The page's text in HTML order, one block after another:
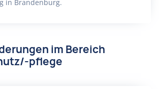
in Brandenburg.
im Bereich
pflege